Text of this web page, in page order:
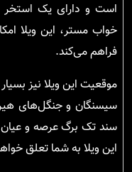
خواب مستر، این ویلا
فراهم می‌کند.
موقعیت این ویلا نیز
سیسنگان و جنگل‌های
سند تک برگ عرصه و
این ویلا به شما تعلق